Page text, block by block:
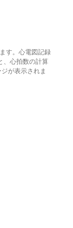
す。心電図記録
、心拍数の計算
が表示されま